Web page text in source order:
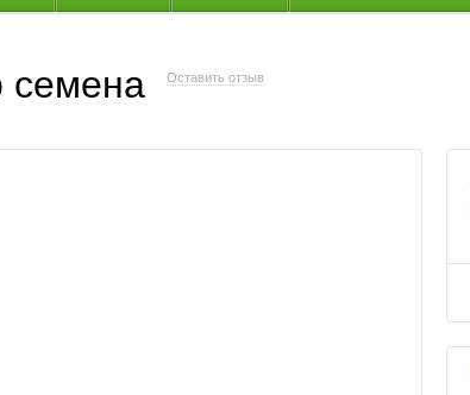
семена Оставить отзыв